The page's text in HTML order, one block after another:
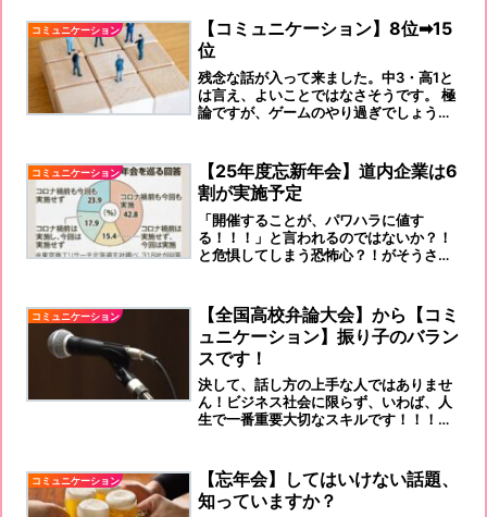
自分をさらけ出せ！…
コミュニケーション
【コミュニケーション】8位➡15
位
残念な話が入って来ました。中3・高1と
は言え、よいことではなさそうです。 極
論ですが、ゲームのやり過ぎでしょうか
か？
コミュニケーション
【25年度忘新年会】道内企業は6
割が実施予定
「開催することが、パワハラに値す
る！！！」と言われるのではないか？！
と危惧してしまう恐怖心？！がそうさせ
コミュニケーション
【全国高校弁論大会】から【コミ
ュニケーション】振り子のバラン
スです！
決して、話し方の上手な人ではありませ
ん！ビジネス社会に限らず、いわば、人
生で一番重要大切なスキルです！！！信
なれません！
コミュニケーション
【忘年会】してはいけない話題、
知っていますか？